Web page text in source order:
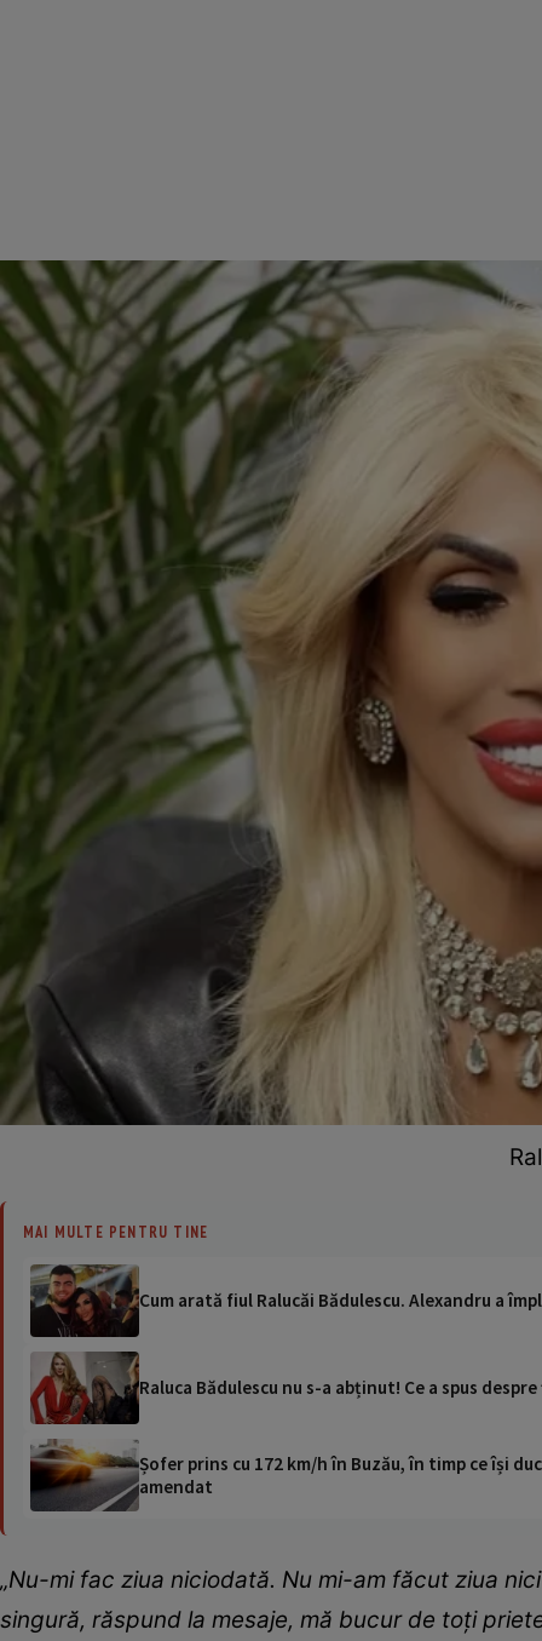
MAI MULTE PENTRU TINE
Cum arată fiul Ralucăi Bădulescu. Alexandru a
Raluca Bădulescu nu s-a abținut! Ce a spus
Șofer prins cu 172 km/h în Buzău, în timp ce își
amendat
„Nu-mi fac ziua niciodată. Nu mi-am făcut ziua
singură, răspund la mesaje, mă bucur de toți